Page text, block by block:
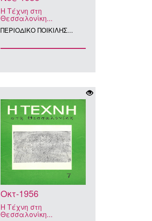
Η Τέχνη στη
Θεσσαλονίκη...
ΠΕΡΙΟΔΙΚΟ ΠΟΙΚΙΛΗΣ...
Οκτ-1956
Η Τέχνη στη
Θεσσαλονίκη...